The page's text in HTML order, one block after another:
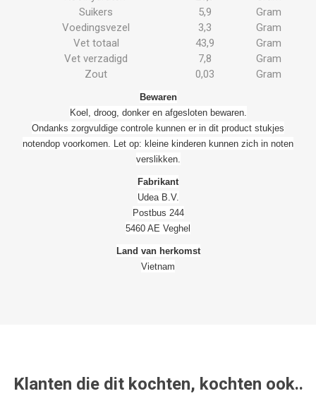
Suikers
5,9
Gram
Voedingsvezel
3,3
Gram
Vet totaal
43,9
Gram
Vet verzadigd
7,8
Gram
Zout
0,03 Gram
Bewaren
Koel, droog, donker en afgesloten bewaren.
Ondanks zorgvuldige controle kunnen er in dit product stukjes
notendop voorkomen. Let op: kleine kinderen kunnen zich in noten
verslikken.
Fabrikant
Udea B.V.
Postbus 244
5460 AE Veghel
Land van herkomst
Vietnam
Klanten die dit kochten, kochten ook..